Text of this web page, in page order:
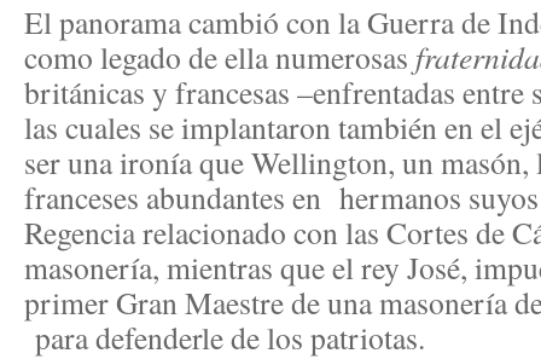
El panorama cambió con la Guerra de
como legado de ella numerosas
británicas y francesas –enfrentadas entre
las cuales se implantaron también en el
ser una ironía que Wellington, un
franceses abundantes en hermanos
Regencia relacionado con las Cortes de
masonería, mientras que el rey José,
primer Gran Maestre de una masonería
para defenderle de los patriotas.